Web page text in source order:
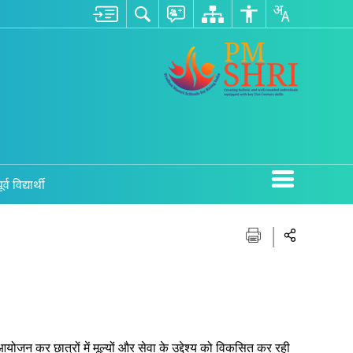
विद्यार्थी
कर छात्रों में मूल्यों और सेवा के उद्देश्य को विकसित कर रही